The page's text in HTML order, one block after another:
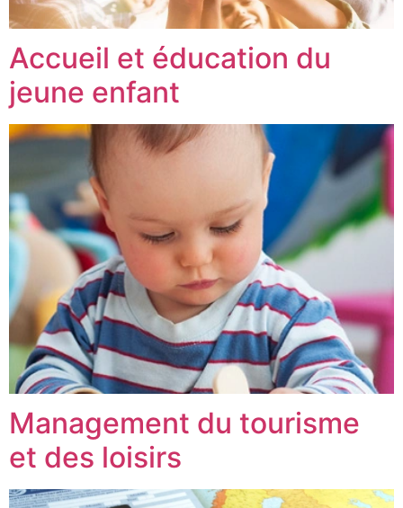
Accueil et éducation du
jeune enfant
Management du tourisme
et des loisirs